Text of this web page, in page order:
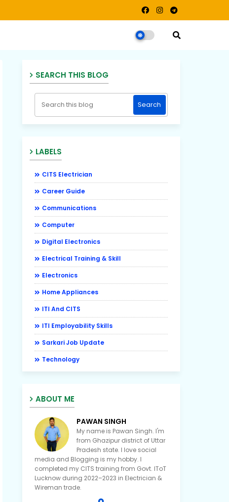
SEARCH THIS BLOG
LABELS
CITS Electrician
Career Guide
Communications
Computer
Digital Electronics
Electrical Training & Skill
Electronics
Home Appliances
ITI And CITS
ITI Employability Skills
Sarkari Job Update
Technology
ABOUT ME
PAWAN SINGH
My name is Pawan Singh. I'm
from Ghazipur district of Uttar
Pradesh state. I love social
media and Blogging is my hobby. I
completed my CITS training from Govt. IToT
Lucknow during 2022–2023 in Electrician &
Wireman trade.